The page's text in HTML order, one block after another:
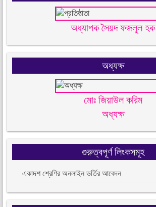
অধ্যাপক সৈয়দ ফজলুল হক
অধ্যক্ষ
মোঃ জিয়াউল করিম
অধ্যক্ষ
গুরুত্বপূর্ণ লিংকসমূহ
একাদশ শ্রেণির অনলাইন ভর্তির আবেদন